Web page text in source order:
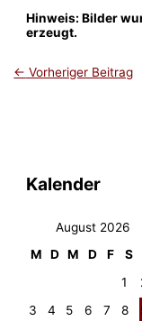
Hinweis: Bilder
erzeugt.
← Vorheriger Beitrag
Kalender
August 2026
M
D M D F S
1
3
4 5 6 7 8